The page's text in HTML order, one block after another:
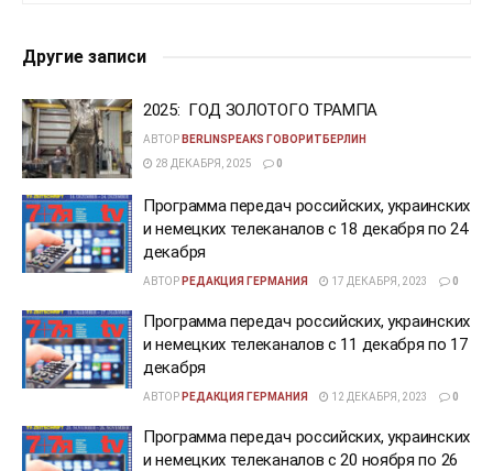
Другие записи
2025: ГОД ЗОЛОТОГО ТРАМПА
АВТОР BERLINSPEAKS ГОВОРИТБЕРЛИН
28 ДЕКАБРЯ, 2025
0
Программа передач российских, украинских
и немецких телеканалов c 18 декабря по 24
декабря
АВТОР РЕДАКЦИЯ ГЕРМАНИЯ 17 ДЕКАБРЯ, 2023 0
Программа передач российских, украинских
и немецких телеканалов c 11 декабря по 17
декабря
АВТОР РЕДАКЦИЯ ГЕРМАНИЯ 12 ДЕКАБРЯ, 2023 0
Программа передач российских, украинских
и немецких телеканалов c 20 ноября по 26